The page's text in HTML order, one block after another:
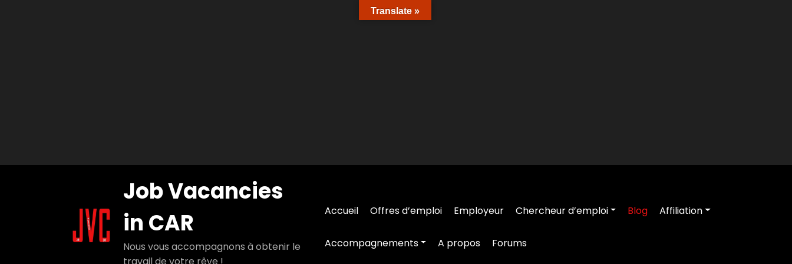
Job Vacancies
in CAR
Nous vous accompagnons à obtenir le
Accueil Offres d’emploi Employeur Chercheur d’emploi Blog Affiliation
Accompagnements A propos Forums
Translate »